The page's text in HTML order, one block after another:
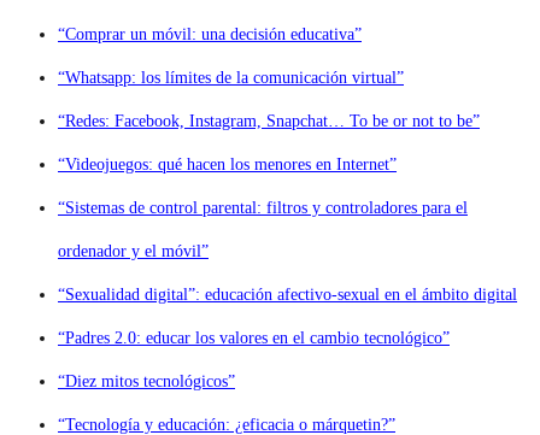
“Comprar un móvil: una decisión educativa”
“Whatsapp: los límites de la comunicación virtual”
“Redes: Facebook, Instagram, Snapchat… To be or not to be”
“Videojuegos: qué hacen los menores en Internet”
“Sistemas de control parental: filtros y controladores para el
ordenador y el móvil”
“Sexualidad digital”: educación afectivo-sexual en el ámbito digital
“Padres 2.0: educar los valores en el cambio tecnológico”
“Diez mitos tecnológicos”
“Tecnología y educación: ¿eficacia o márquetin?”